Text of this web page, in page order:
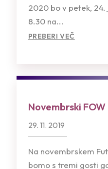
2020 bo v petek,
8.30 na...
PREBERI VEČ
Novembrski
29. 11. 2019
Na novembrskem
bomo s tremi gosti